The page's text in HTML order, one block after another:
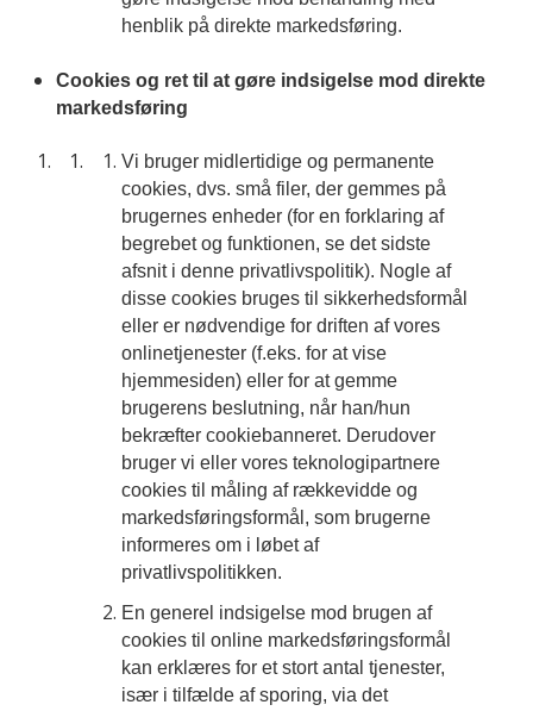
henblik på direkte markedsføring.
Cookies og ret til at gøre indsigelse mod direkte
markedsføring
Vi bruger midlertidige og permanente
cookies, dvs. små filer, der gemmes på
brugernes enheder (for en forklaring af
begrebet og funktionen, se det sidste
afsnit i denne privatlivspolitik). Nogle af
disse cookies bruges til sikkerhedsformål
eller er nødvendige for driften af vores
onlinetjenester (f.eks. for at vise
hjemmesiden) eller for at gemme
brugerens beslutning, når han/hun
bekræfter cookiebanneret. Derudover
bruger vi eller vores teknologipartnere
cookies til måling af rækkevidde og
markedsføringsformål, som brugerne
informeres om i løbet af
privatlivspolitikken.
En generel indsigelse mod brugen af
cookies til online markedsføringsformål
kan erklæres for et stort antal tjenester,
især i tilfælde af sporing, via det